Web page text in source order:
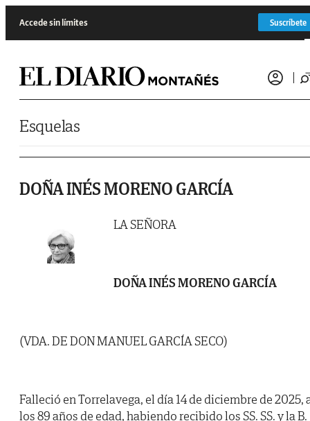
Accede sin límites Suscríbete
Esquelas
DOÑA INÉS MORENO GARCÍA
LA SEÑORA
DOÑA INÉS MORENO GARCÍA
(VDA. DE DON MANUEL GARCÍA SECO)
Falleció en Torrelavega, el día 14 de diciembre de 2025,
los 89 años de edad, habiendo recibido los SS. SS. y la B.